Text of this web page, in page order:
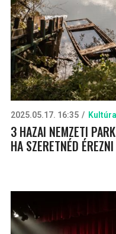
2025.05.17. 16:35 Kultúra
3 HAZAI NEMZETI
HA SZERETNÉD